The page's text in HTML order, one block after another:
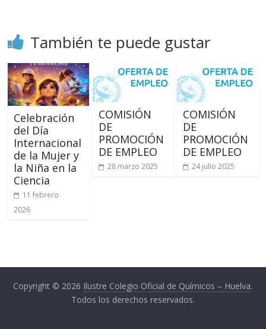
–
Huelva
Página
web
del
Ilustre
Colegio
Oficial
de
Químicos
También te puede gustar
Celebración
del Día
Internacional
de la Mujer y
la Niña en la
Ciencia
11 febrero
2026
COMISIÓN
DE
PROMOCIÓN
DE EMPLEO
28 marzo 2025
COMISIÓN
DE
PROMOCIÓN
DE EMPLEO
24 julio 2025
Copyright © 2026 Ilustre Colegio Oficial de Químicos – Huelva.
Todos los derechos reservados.